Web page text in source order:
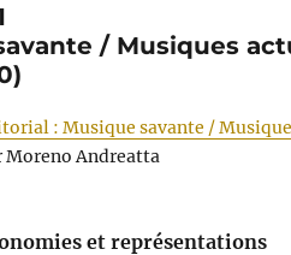
/ Musiques
: Musique savante /
Moreno Andreatta
et représentations